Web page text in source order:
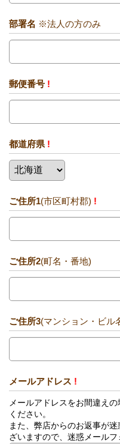
部署名 ※法人の方のみ
郵便番号 !
都道府県 !
ご住所1(市区町村郡) !
ご住所2(町名・番地)
ご住所3(マンション・ビル
メールアドレス !
メールアドレスをお間違え
ください。
また、弊店からのお返事が
ざいますので、迷惑メールフ